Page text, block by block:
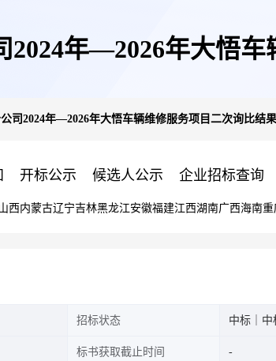
2024年—2026年大悟
司2024年—2026年大悟车辆维修服务项目二次询比结
开标公示 候选人公示 企业招标查询
西内蒙古辽宁吉林黑龙江安徽福建江西湖南广西海南重
招标状态 中标｜中
标书获取截止时间